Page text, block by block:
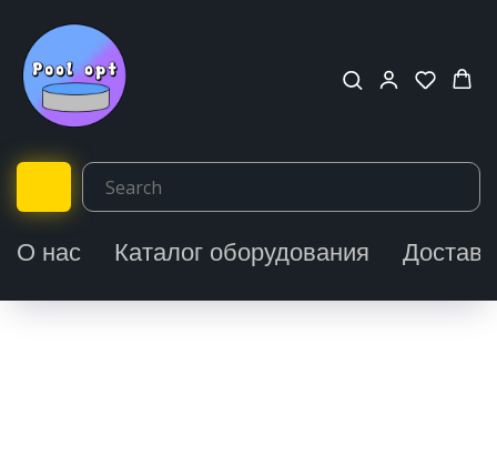
О нас Каталог оборудования